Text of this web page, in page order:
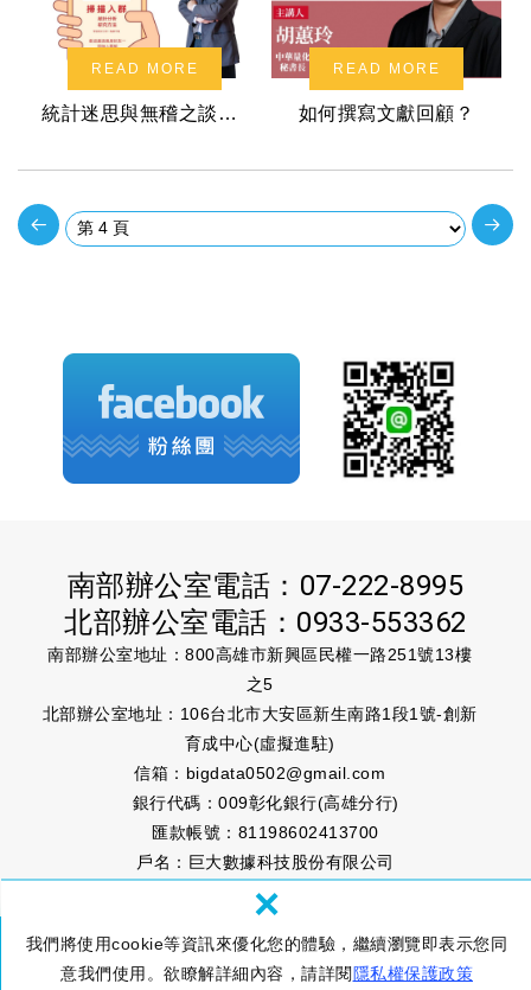
我們將使用cookie等資訊來優化您的體驗，繼續瀏覽即表示您同
意我們使用。欲瞭解詳細內容，請詳閱隱私權保護政策
×
READ MORE
統計迷思與無稽之談系列講座：中介與調節變數傻傻分不清？
READ MORE
如何撰寫文獻回顧？
南部辦公室電話： 07-222-8995
北部辦公室電話： 0933-553362
南部辦公室地址：800高雄市新興區民權一路251號13樓
之5
北部辦公室地址：106台北市大安區新生南路1段1號-創新
育成中心(虛擬進駐)
信箱： bigdata0502@gmail.com
銀行代碼：009彰化銀行(高雄分行)
匯款帳號：81198602413700
戶名：巨大數據科技股份有限公司
© 巨大數據科技股份有限公司 BIG DATA TECHNOLOGY CO.,
LTD.隱私權政策網頁設計 : 新視野